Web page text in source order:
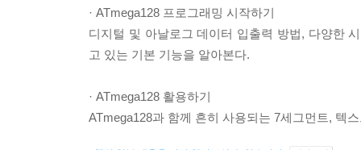
· ATmega128 프로그래밍 시작하기
디지털 및 아날로그 데이터 입출력 방법, 다양한
고 있는 기본 기능을 알아본다.
· ATmega128 활용하기
ATmega128과 함께 흔히 사용되는 7세그먼트, 텍